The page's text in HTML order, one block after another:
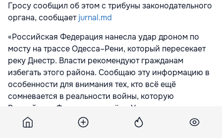
Гросу сообщил об этом с трибуны законодательного
органа, сообщаетjurnal.md
«Российская Федерация нанесла удар дроном по
мосту на трассе Одесса–Рени, который пересекает
реку Днестр. Власти рекомендуют гражданам
избегать этого района. Сообщаю эту информацию в
особенности для внимания тех, кто всё ещё
сомневается в реальности войны, которую
Российская Федерация ведёт в Украине», — заявил
председатель парламента Игорь Гросу.